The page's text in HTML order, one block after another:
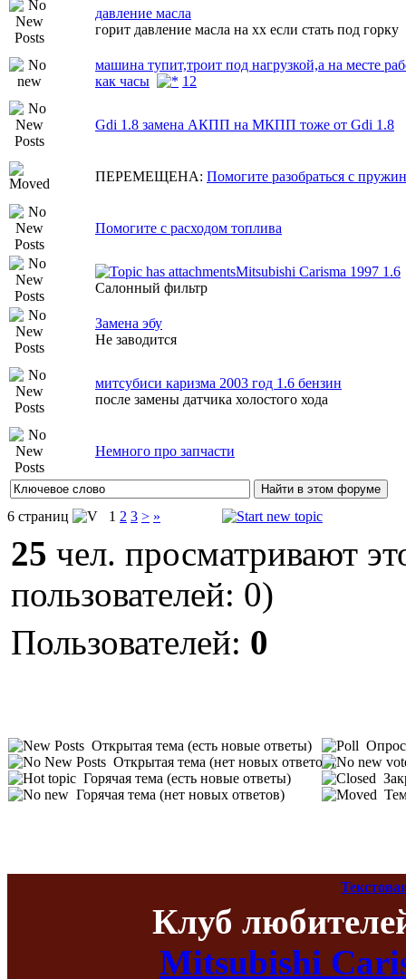
давление масла
горит давление масла на хх если стать под горку
машина тупит,троит под нагрузкой,а на месте
как часы
1 2
Gdi 1.8 замена АКПП на МКПП тоже от Gdi 1.8
ПЕРЕМЕЩЕНА: Помогите разобраться с
Помогите с расходом топлива
Mitsubishi Carisma 1997 1.6
Салонный фильтр
Замена эбу
Не заводится
митсубиси каризма 2003 год 1.6 бензин
после замены датчика холостого хода
Немного про запчасти
6 страниц 1 2 3 > »
25 чел. просматривают
пользователей: 0)
Пользователей: 0
Открытая тема (есть новые ответы)
Открытая тема (нет новых ответов)
Горячая тема (есть новые ответы)
Горячая тема (нет новых ответов)
Опрос
Клуб
Mitsubishi